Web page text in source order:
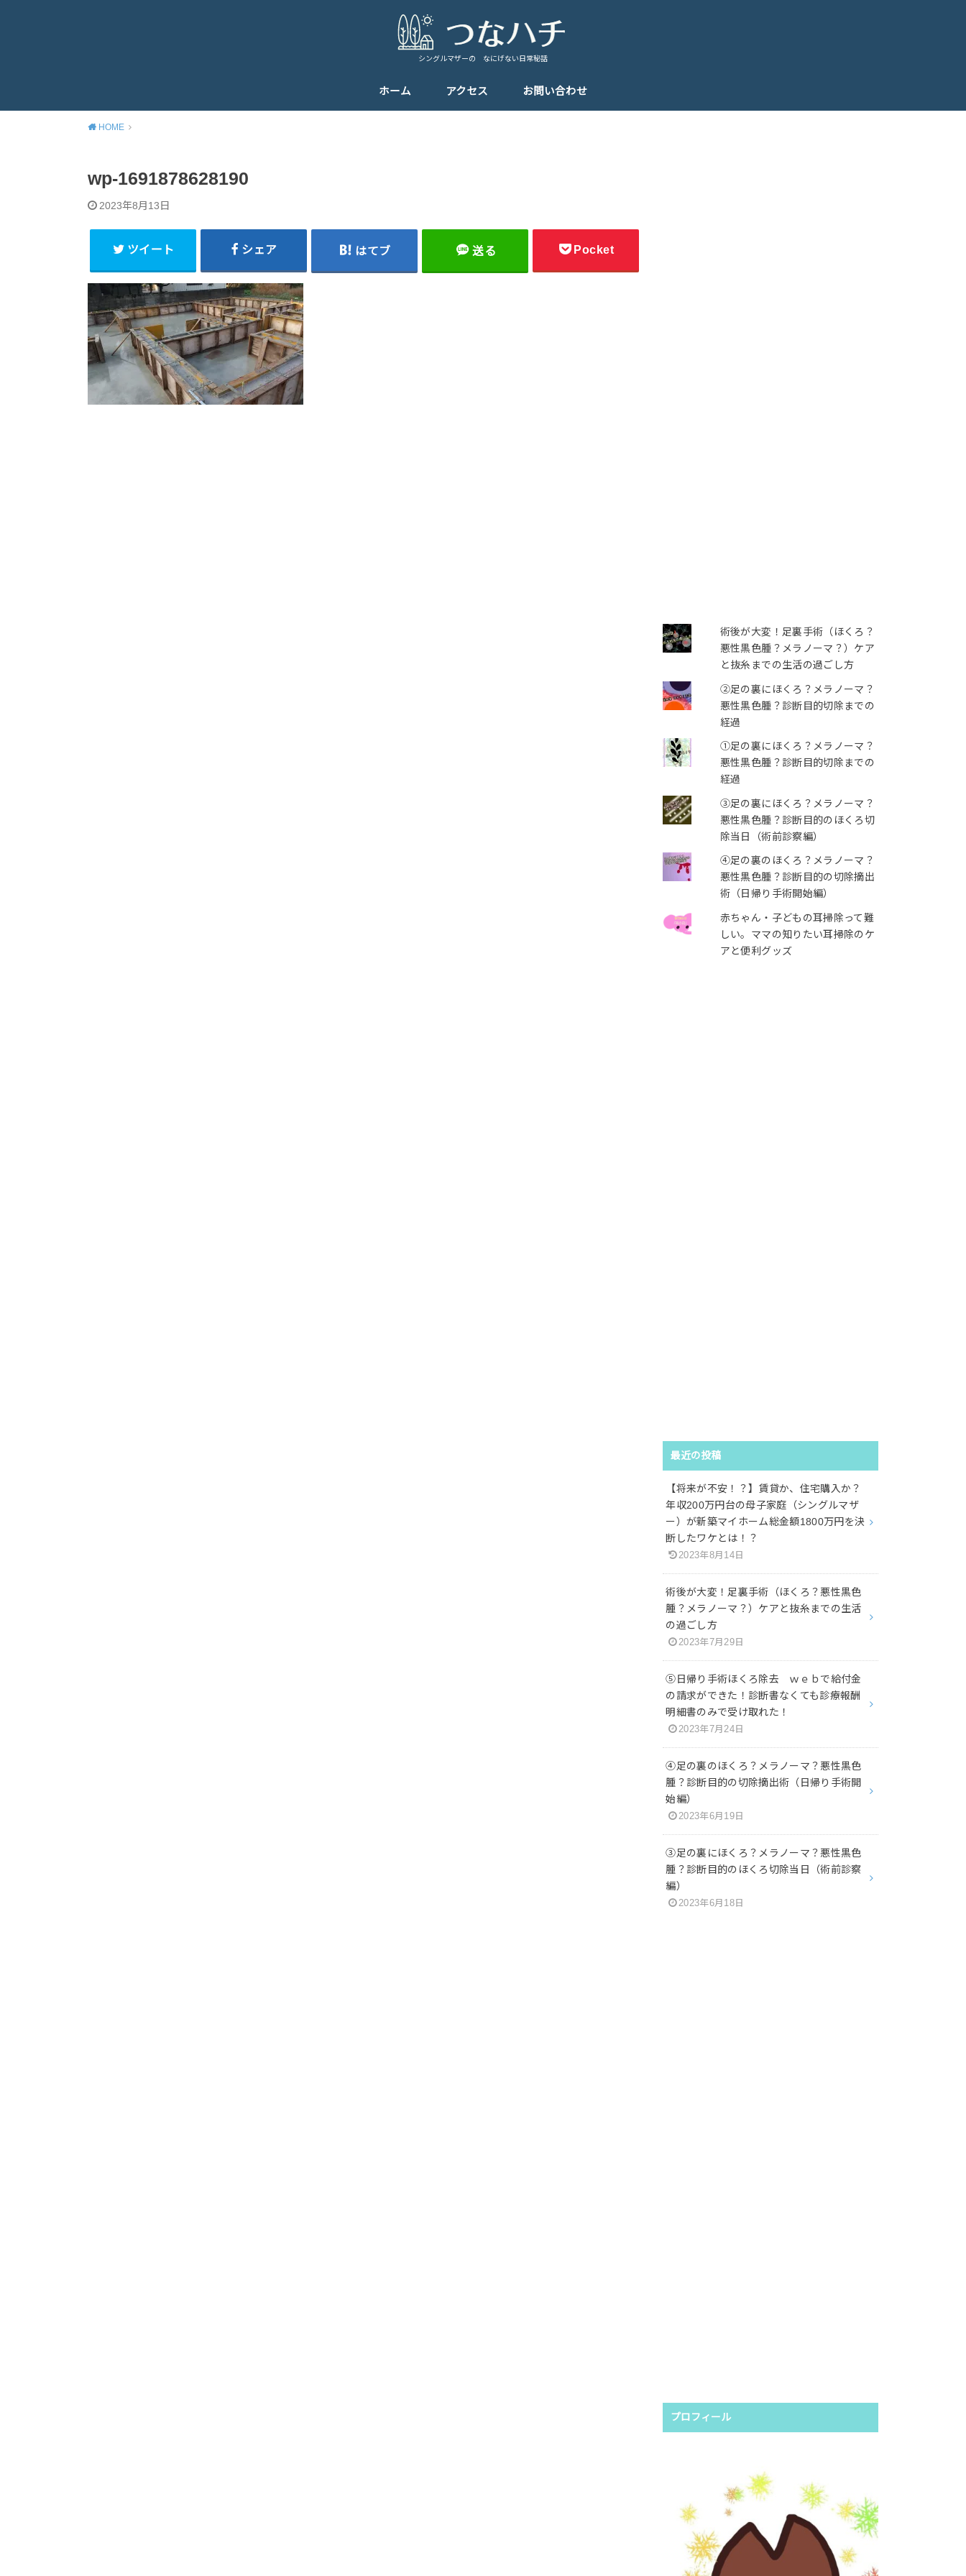
シングルマザーの なにげない日常秘話
ホーム アクセス お問い合わせ
HOME
wp-1691878628190
2023年8月13日
ツイート シェア はてブ 送る Pocket
術後が大変！足裏手術（ほくろ？
悪性黒色腫？メラノーマ？）ケア
と抜糸までの生活の過ごし方
②足の裏にほくろ？メラノーマ？
悪性黒色腫？診断目的切除までの
経過
①足の裏にほくろ？メラノーマ？
悪性黒色腫？診断目的切除までの
経過
③足の裏にほくろ？メラノーマ？
悪性黒色腫？診断目的のほくろ切
除当日（術前診察編）
④足の裏のほくろ？メラノーマ？
悪性黒色腫？診断目的の切除摘出
術（日帰り手術開始編）
赤ちゃん・子どもの耳掃除って難
しい。ママの知りたい耳掃除のケ
アと便利グッズ
最近の投稿
【将来が不安！？】賃貸か、住宅購入か？
年収200万円台の母子家庭（シングルマザ
ー）が新築マイホーム総金額1800万円を決
断したワケとは！？
2023年8月14日
術後が大変！足裏手術（ほくろ？悪性黒色
腫？メラノーマ？）ケアと抜糸までの生活
の過ごし方
2023年7月29日
⑤日帰り手術ほくろ除去 ｗｅｂで給付金
の請求ができた！診断書なくても診療報酬
明細書のみで受け取れた！
2023年7月24日
④足の裏のほくろ？メラノーマ？悪性黒色
腫？診断目的の切除摘出術（日帰り手術開
始編）
2023年6月19日
③足の裏にほくろ？メラノーマ？悪性黒色
腫？診断目的のほくろ切除当日（術前診察
編）
2023年6月18日
プロフィール